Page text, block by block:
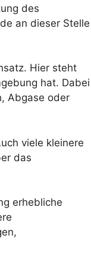
des
an dieser Stelle
Hier steht
hat. Dabei
Abgase oder
viele kleinere
das
erhebliche